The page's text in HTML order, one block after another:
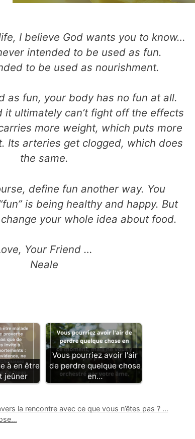
I believe God wants you to know…
intended to be used as fun.
to be used as nourishment.
as fun, your body has no fun at all.
it ultimately can’t fight off the effects
more weight, which puts more
Its arteries get clogged, which does
the same.
define fun another way. You
is being healthy and happy. But
your whole idea about food.
Your Friend …
Neale
à en être
jeûner
Vous pourriez avoir l'air
de perdre quelque chose
en…
la rencontre avec ce que vous n’êtes pas ? …